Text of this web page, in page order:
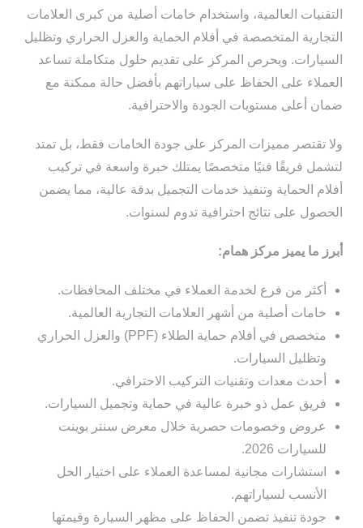
التقنيات العالمية، واستخدام خامات أصلية من كبرى العلامات
التجارية المتخصصة في أفلام الحماية والعزل الحراري وتظليل
السيارات. ويحرص المركز على تقديم حلول متكاملة تساعد
العملاء على الحفاظ على سياراتهم بأفضل حالة ممكنة مع
ضمان أعلى مستويات الجودة والاحترافية.
ولا تقتصر مميزات المركز على جودة الخامات فقط، بل تمتد
لتشمل فريقًا فنيًا متخصصًا يمتلك خبرة واسعة في تركيب
أفلام الحماية وتنفيذ خدمات التجميل بدقة عالية، مما يضمن
الحصول على نتائج احترافية تدوم لسنوات.
أبرز ما يميز مركز همام:
أكثر من فرع لخدمة العملاء في مختلف المحافظات.
خامات أصلية من أشهر العلامات التجارية العالمية.
متخصص في أفلام حماية الطلاء (PPF) والعزل الحراري
وتظليل السيارات.
أحدث معدات وتقنيات التركيب الاحترافي.
فريق عمل ذو خبرة عالية في حماية وتجميل السيارات.
عروض وخصومات حصرية خلال معرض سنتر بوينت
للسيارات 2026.
استشارات مجانية لمساعدة العملاء على اختيار الحل
الأنسب لسياراتهم.
جودة تنفيذ تضمن الحفاظ على مظهر السيارة وقيمتها